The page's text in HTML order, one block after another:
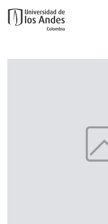
Ir al contenido principal